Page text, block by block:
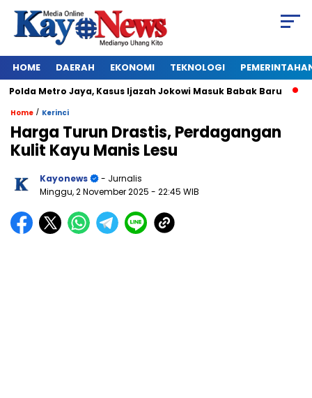
HOME DAERAH EKONOMI TEKNOLOGI
Metro Jaya, Kasus Ijazah Jokowi Masuk Babak Baru
Home / Kerinci
Harga Turun Drastis, Perdagangan
Kulit Kayu Manis Lesu
Kayonews
- Jurnalis
Minggu, 2 November 2025 - 22:45 WIB